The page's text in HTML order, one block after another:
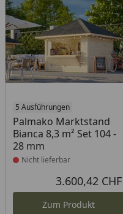
5 Ausführungen
Palmako Marktstand
Bianca 8,3 m² Set 104 -
28 mm
Produkt nicht lieferbar
Nicht lieferbar
3.600,42 CHF
Zum Produkt